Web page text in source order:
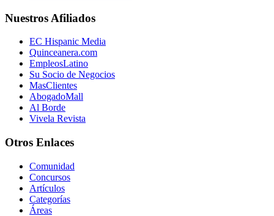
Nuestros Afiliados
EC Hispanic Media
Quinceanera.com
EmpleosLatino
Su Socio de Negocios
MasClientes
AbogadoMall
Al Borde
Vivela Revista
Otros Enlaces
Comunidad
Concursos
Artículos
Categorías
Áreas